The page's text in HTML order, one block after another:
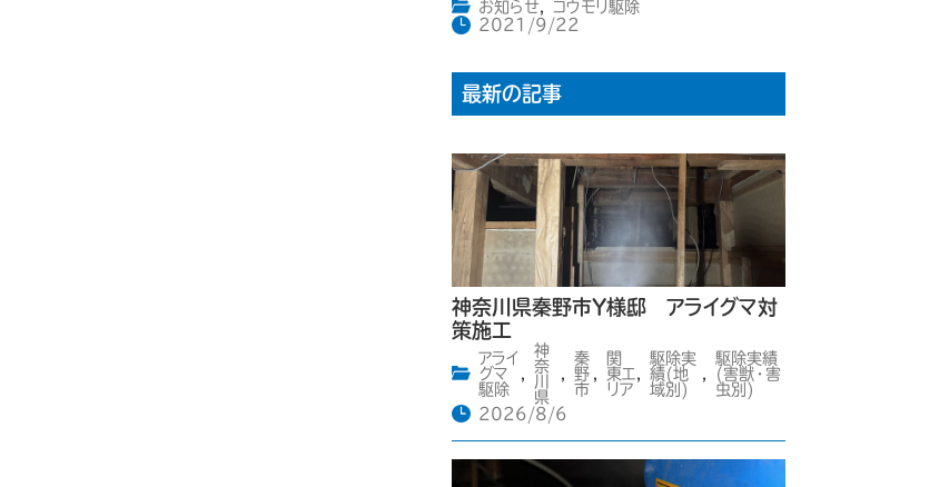
お知らせ,
コウモリ駆除
2021/9/22
最新の記事
神奈川県秦野市Y様邸 アライグマ対
策施工
アライ
グマ
駆除
神
奈
川
県
秦
野
市
関
東エ
リア
駆除実
績(地
域別)
駆除実績
(害獣・害
虫別)
2026/8/6